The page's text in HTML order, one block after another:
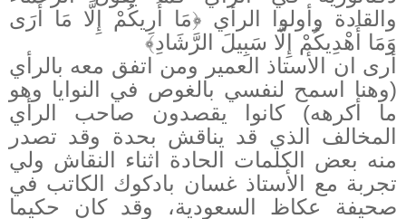
والقادة وأولوا الرأي ﴿مَا أُرِيكُمْ إِلَّا مَا أَرَى
وَمَا أَهْدِيكُمْ إِلَّا سَبِيلَ الرَّشَادِ﴾
أرى ان الأستاذ العمير ومن اتفق معه بالرأي
(وهنا اسمح لنفسي بالغوص في النوايا وهو
ما أكرهه) كانوا يقصدون صاحب الرأي
المخالف الذي قد يناقش بحدة وقد تصدر
منه بعض الكلمات الحادة اثناء النقاش ولي
تجربة مع الأستاذ غسان بادكوك الكاتب في
صحيفة عكاظ السعودية، وقد كان حكيما